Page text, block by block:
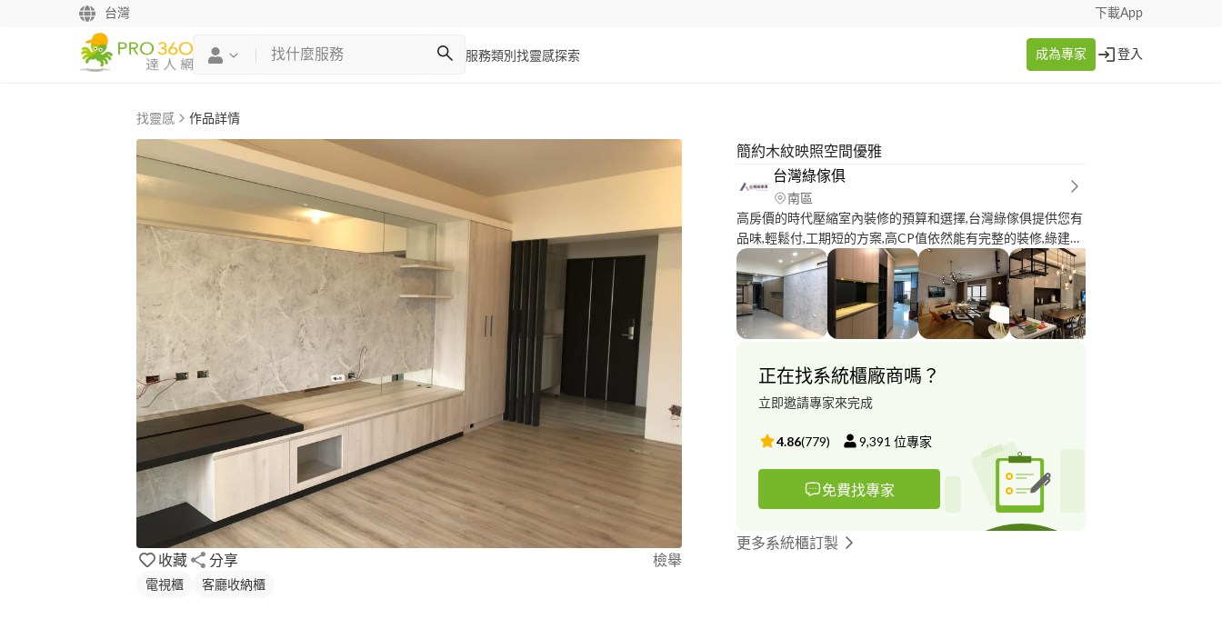
台灣 下載App
服務類別 找靈感探索 成為專家 登入
找靈感 作品詳情
收藏 分享 檢舉
電視櫃 客廳收納櫃
簡約木紋映照空間優雅
台灣綠傢俱
南區
高房價的時代壓縮室內裝修的預算和選擇,台灣綠傢俱提供您有
品味,輕鬆付,工期短的方案,高CP值依然能有完整的裝修,綠建材
搭配低甲醛的定規系統櫃.**新成屋輕裝修** 兩房29萬8 ; 3房39
萬8起就能享受快意舒適的居家空間
正在找系統櫃廠商嗎？
立即邀請專家來完成
4.86(779) 9,391 位專家
免費找專家
更多系統櫃訂製